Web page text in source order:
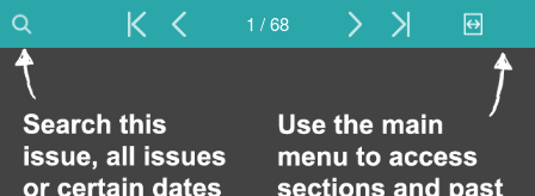
1 / 68